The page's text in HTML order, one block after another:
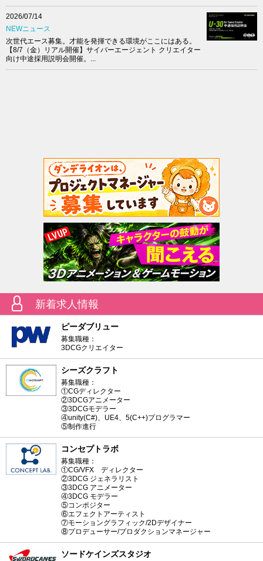
2026/07/14
NEWニュース
次世代エース募集。才能を発揮できる環境がここにはある。
【8/7（金）リアル開催】サイバーエージェント クリエイター
向け中途採用説明会開催。...
新着求人情報
ピーダブリュー
募集職種：
3DCGクリエイター
シーズクラフト
募集職種：
①CGディレクター
②3DCGアニメーター
③3DCGモデラー
④unity(C#)、UE4、5(C++)プログラマー
⑤制作進行
コンセプトラボ
募集職種：
①CG/VFX ディレクター
②3DCG ジェネラリスト
③3DCG アニメーター
④3DCG モデラー
⑤コンポジター
⑥エフェクトアーティスト
⑦モーショングラフィック/2Dデザイナー
⑧プロデューサー/プロダクションマネージャー
ソードケインズスタジオ